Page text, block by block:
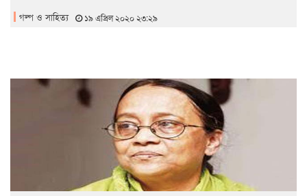
গল্প ও সাহিত্য ১৯ এপ্রিল ২০২০ ২৩:২৯